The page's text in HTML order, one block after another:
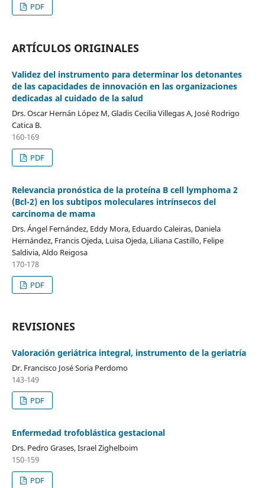
PDF
ARTÍCULOS ORIGINALES
Validez del instrumento para determinar los detonantes
de las capacidades de innovación en las organizaciones
dedicadas al cuidado de la salud
Drs. Oscar Hernán López M, Gladis Cecilia Villegas A, José Rodrigo
Catica B.
160-169
PDF
Relevancia pronóstica de la proteína B cell lymphoma 2
(Bcl-2) en los subtipos moleculares intrínsecos del
carcinoma de mama
Drs. Ángel Fernández, Eddy Mora, Eduardo Caleiras, Daniela
Hernández, Francis Ojeda, Luisa Ojeda, Liliana Castillo, Felipe
Saldivia, Aldo Reigosa
170-178
PDF
REVISIONES
Valoración geriátrica integral, instrumento de la geriatría
Dr. Francisco José Soria Perdomo
143-149
PDF
Enfermedad trofoblástica gestacional
Drs. Pedro Grases, Israel Zighelboim
150-159
PDF